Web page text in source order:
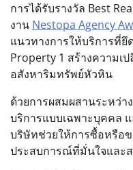
การได้รับรางวัล Best
งาน Nestopa Agency
แนวทางการให้บริการที่ยึ
Property 1 สร้างความเ
อสังหาริมทรัพย์หัวหิน
ด้วยการผสมผสานระหว่
บริการแบบเฉพาะบุคคล
บริษัทช่วยให้การซื้อหรือ
ประสบการณ์ที่มั่นใจแล